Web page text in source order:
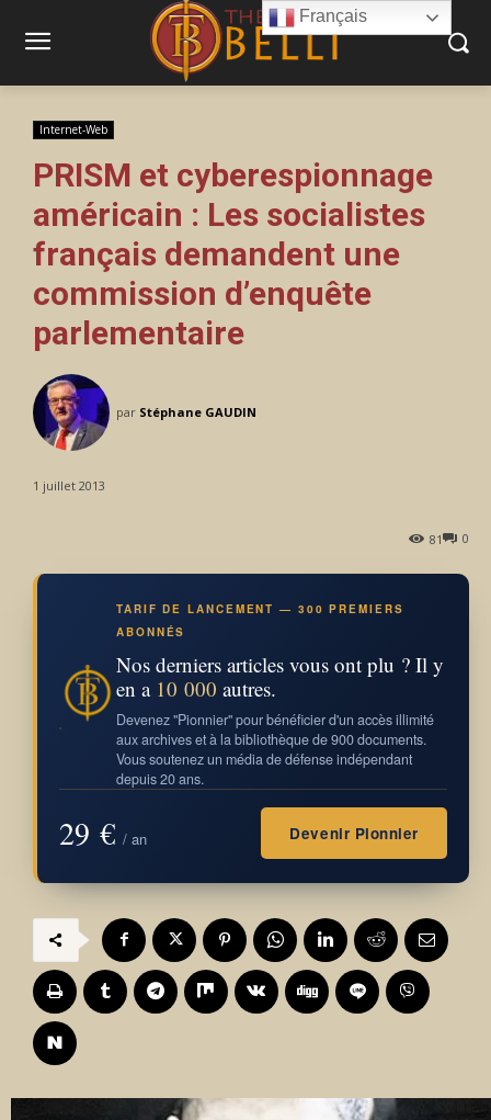
Internet-Web
PRISM et cyberespionnage
américain : Les socialistes
français demandent une
commission d’enquête
parlementaire
par Stéphane GAUDIN
1 juillet 2013
0
81
TARIF DE LANCEMENT — 300 PREMIERS
ABONNÉS
Nos derniers articles vous ont plu ? Il y
en a 10 000 autres.
Devenez "Pionnier" pour bénéficier d'un accès illimité
aux archives et à la bibliothèque de 900 documents.
Vous soutenez un média de défense indépendant
depuis 20 ans.
29 € / an Devenir Pionnier
Français